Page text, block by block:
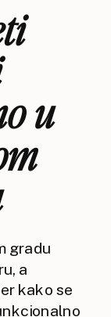
u
gradu
a
kako se